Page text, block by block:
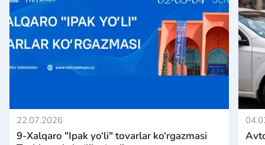
22.07.2026
9-Xalqaro "Ipak yo‘li" tovarlar ko‘rgazmasi